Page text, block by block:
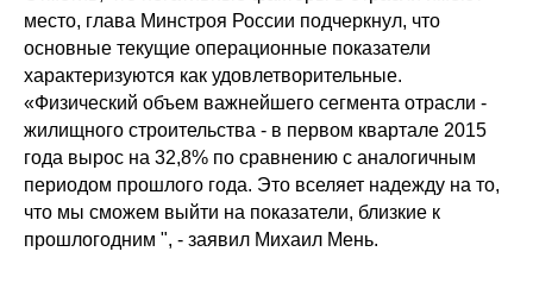
место, глава Минстроя России подчеркнул, что
основные текущие операционные показатели
характеризуются как удовлетворительные.
«Физический объем важнейшего сегмента отрасли -
жилищного строительства - в первом квартале 2015
года вырос на 32,8% по сравнению с аналогичным
периодом прошлого года. Это вселяет надежду на то,
что мы сможем выйти на показатели, близкие к
прошлогодним ", - заявил Михаил Мень.